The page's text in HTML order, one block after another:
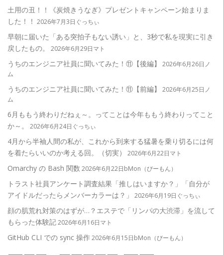
土用の丑！！《炭焼きうなぎ》プレゼントキャンペーン始まりま
した！！ 2026年7月3日ぐっちぃ
早朝に届いた「ある突拍子もない誘い」と、3秒で私を現実に引き
戻したもの。
2026年6月29日マト
うちのエンジニア社員に聞いてみた！⑪【後編】
2026年6月26日ノ
ム
うちのエンジニア社員に聞いてみた！⑪【前編】
2026年6月25日ノ
ム
6月ももう終わりだねぇ～。ってことは今年ももう終わりってこと
か～。
2026年6月24日ぐっちぃ
4月から半袖人間の私が、これから到来する猛暑を乗り切るには何
を着たらいいのか考える回。（切実）
2026年6月22日マト
Omarchy の Bash 関数 2026年6月22日bMon（びーもん）
トラスト社員アンケート調査結果「推しはいますか？」「自分が
アイドルだったらメンバーカラーは？」
2026年6月19日ぐっちぃ
顔の肌荒れ対策のはずが…？エステで「リンパの大渋滞」を流して
もらった体験記2026年6月16日マト
GitHub CLI での sync 操作2026年6月15日bMon（びーもん）